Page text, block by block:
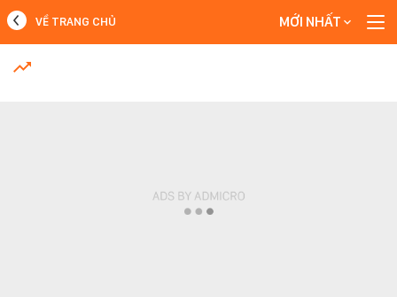
MỚI NHẤT
VỀ TRANG CHỦ MỚI NHẤT